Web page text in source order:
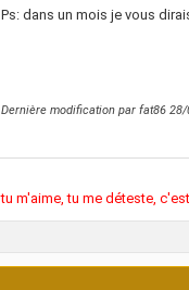
Ps: dans un mois je vous
Dernière modification par fat86 28/
tu m'aime, tu me déteste,